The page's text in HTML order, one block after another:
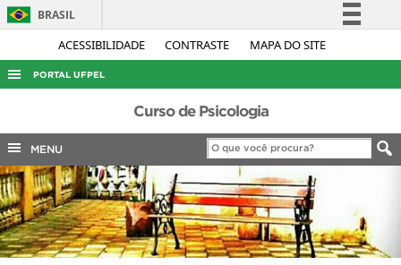
ACESSIBILIDADE CONTRASTE MAPA DO SITE
BRASIL
Simplifique!
Acesso à informação
Legislação
Canais
PORTAL UFPEL
ACESSO À INFORMAÇÃO
AUDITORIA
COBALTO
CONCURSOS
EDITAIS
INTERNACIONAL
Curso de Psicologia
MENU